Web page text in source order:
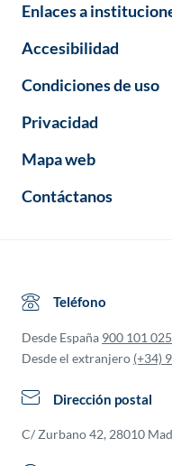
Enlaces a
Accesibilidad
Condiciones de uso
Privacidad
Mapa web
Contáctanos
Teléfono
Desde España 900 101 025
Desde el extranjero (+34)
Dirección postal
C/ Zurbano 42, 28010